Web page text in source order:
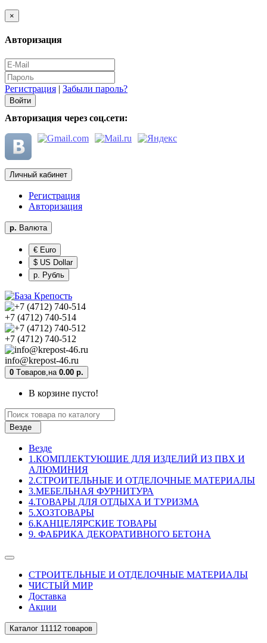
×
Авторизация
Регистрация | Забыли пароль?
Авторизация через соц.сети:
Личный кабинет
Регистрация
Авторизация
р. Валюта
€ Euro
$ US Dollar
р. Рубль
+7 (4712) 740-514
+7 (4712) 740-512
info@krepost-46.ru
0 Tоваров, на 0.00 р.
В корзине пусто!
Везде
Везде
1.КОМПЛЕКТУЮЩИЕ ДЛЯ ИЗДЕЛИЙ ИЗ ПВХ И
АЛЮМИНИЯ
2.СТРОИТЕЛЬНЫЕ И ОТДЕЛОЧНЫЕ МАТЕРИАЛЫ
3.МЕБЕЛЬНАЯ ФУРНИТУРА
4.ТОВАРЫ ДЛЯ ОТДЫХА И ТУРИЗМА
5.ХОЗТОВАРЫ
6.КАНЦЕЛЯРСКИЕ ТОВАРЫ
9. ФАБРИКА ДЕКОРАТИВНОГО БЕТОНА
СТРОИТЕЛЬНЫЕ И ОТДЕЛОЧНЫЕ МАТЕРИАЛЫ
ЧИСТЫЙ МИР
Доставка
Акции
Каталог 11112 товаров